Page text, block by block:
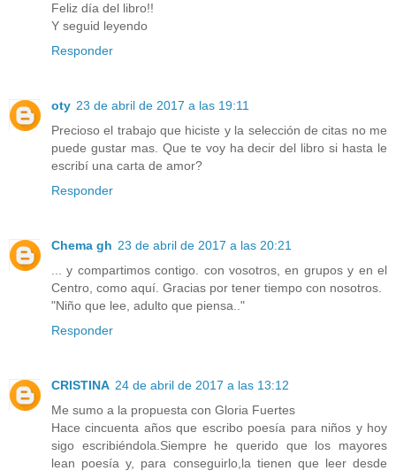
Feliz día del libro!!
Y seguid leyendo
Responder
oty 23 de abril de 2017 a las 19:11
Precioso el trabajo que hiciste y la selección de citas no me
puede gustar mas. Que te voy ha decir del libro si hasta le
escribí una carta de amor?
Responder
Chema gh 23 de abril de 2017 a las 20:21
... y compartimos contigo. con vosotros, en grupos y en el
Centro, como aquí. Gracias por tener tiempo con nosotros.
"Niño que lee, adulto que piensa.."
Responder
CRISTINA 24 de abril de 2017 a las 13:12
Me sumo a la propuesta con Gloria Fuertes
Hace cincuenta años que escribo poesía para niños y hoy
sigo escribiéndola.Siempre he querido que los mayores
lean poesía y, para conseguirlo,la tienen que leer desde